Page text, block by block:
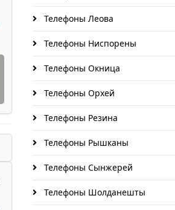
Телефоны Леова
Телефоны Ниспорены
Телефоны Окница
Телефоны Орхей
Телефоны Резина
Телефоны Рышканы
Телефоны Сынжерей
Телефоны Шолданешты